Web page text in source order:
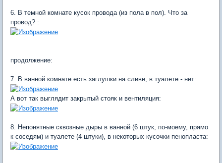
6. В темной комнате кусок провода (из пола в пол). Что за
провод? :
продолжение:
7. В ванной комнате есть заглушки на сливе, в туалете - нет:
А вот так выглядит закрытый стояк и вентиляция:
8. Непонятные сквозные дыры в ванной (6 штук, по-моему, прямо
к соседям) и туалете (4 штуки), в некоторых кусочки пенопласта: